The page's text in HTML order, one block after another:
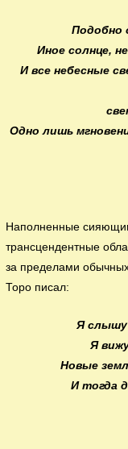
Подобно
Иное солнце,
И все небесные
Одно лишь
Наполненные
трансцендентные
за пределами
Торо писал:
Я слышу
Я
Новые
И тогда